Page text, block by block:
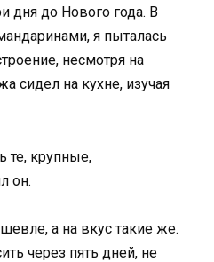
дня до Нового года. В
я пыталась
несмотря на
сидел на кухне, изучая
те, крупные,
он.
а на вкус такие же.
через пять дней, не